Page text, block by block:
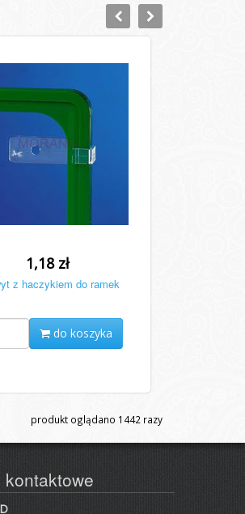
1,18 zł
z haczykiem do ramek
do koszyka
produkt oglądano 1442 razy
kontaktowe